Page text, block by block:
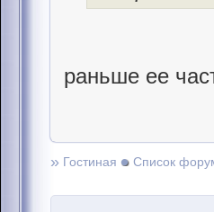
раньше ее
» Гостиная Список